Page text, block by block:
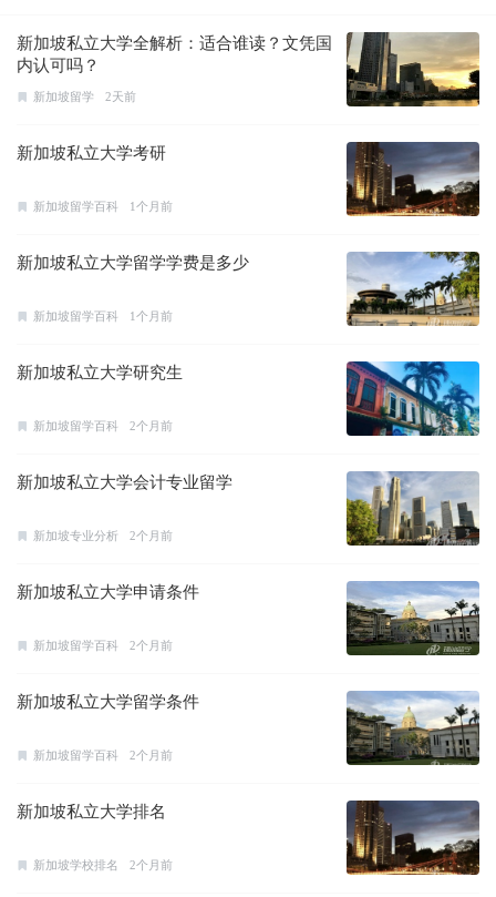
新加坡私立大学全解析：适合谁读？文凭国
内认可吗？
新加坡留学 2天前
新加坡私立大学考研
新加坡留学百科 1个月前
新加坡私立大学留学学费是多少
新加坡留学百科 1个月前
新加坡私立大学研究生
新加坡留学百科 2个月前
新加坡私立大学会计专业留学
新加坡专业分析 2个月前
新加坡私立大学申请条件
新加坡留学百科 2个月前
新加坡私立大学留学条件
新加坡留学百科 2个月前
新加坡私立大学排名
新加坡学校排名 2个月前